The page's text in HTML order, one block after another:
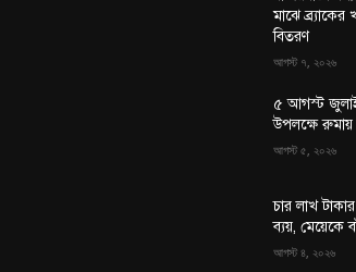
মাঝে
বিতরণ
আগস্ট ৭, ২০২৬
৫ আগস্ট
উপলক্ষে
আগস্ট ৫, ২০২৬
চার লাখ
ব্যয়, মেয়েকে
আগস্ট ৪, ২০২৬